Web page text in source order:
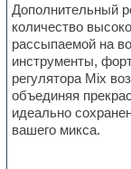
Дополнительный
количество
рассыпаемой на
инструменты,
регулятора Mix
объединяя
идеально
вашего микса.